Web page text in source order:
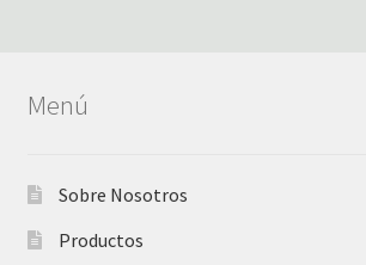
Menú
Sobre Nosotros
Productos